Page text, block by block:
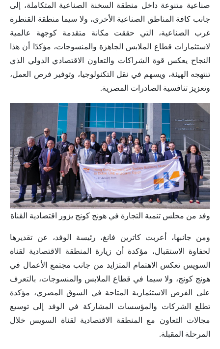
صناعية متنوعة داخل منطقة السخنة الصناعية المتكاملة، إلى
جانب كافة المناطق الصناعية الأخرى، ولا سيما منطقة القنطرة
غرب الصناعية، التي حققت مكانة متقدمة كوجهة عالمية
لاستثمارات قطاع الملابس الجاهزة والمنسوجات، مؤكدًا أن هذا
النجاح يعكس قوة الشراكات والتعاون الاقتصادي الدولي الذي
تنتهجه الهيئة، ويسهم في نقل التكنولوجيا، وتوفير فرص العمل،
وتعزيز تنافسية الصادرات المصرية.
وفد من مجلس تنمية التجارة في هونج كونج يزور اقتصادية القناة
ومن جانبها، أعربت كاترين فانغ، رئيسة الوفد، عن تقديرها
لحفاوة الاستقبال، مؤكدة أن زيارة المنطقة الاقتصادية لقناة
السويس تعكس الاهتمام المتزايد من جانب مجتمع الأعمال في
هونج كونج، ولا سيما في قطاع الملابس والمنسوجات، بالتعرف
على الفرص الاستثمارية المتاحة في السوق المصري، مؤكدة
تطلع الشركات والمؤسسات المشاركة في الوفد إلى توسيع
مجالات التعاون مع المنطقة الاقتصادية لقناة السويس خلال
المرحلة المقبلة.